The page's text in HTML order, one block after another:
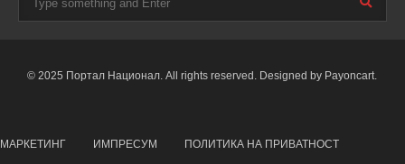
© 2025 Портал Национал. All rights reserved. Designed by Payoncart.
МАРКЕТИНГ ИМПРЕСУМ ПОЛИТИКА НА ПРИВАТНОСТ